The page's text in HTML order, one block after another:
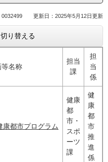
0032499 更新日：2025年5月12日更新
り替える
名称
担当
課
担
当
係
康都市プログラム​
健康
都
市・
スポ
ーツ
課
健
康
都
市
推
進
係